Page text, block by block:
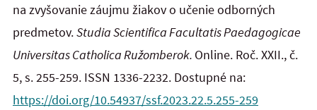
na zvyšovanie záujmu žiakov o učenie odborných
predmetov.Studia Scientifica Facultatis Paedagogicae
Universitas Catholica Ružomberok. Online. Roč. XXII., č.
5, s. 255-259. ISSN 1336-2232. Dostupné na:
https://doi.org/10.54937/ssf.2023.22.5.255-259